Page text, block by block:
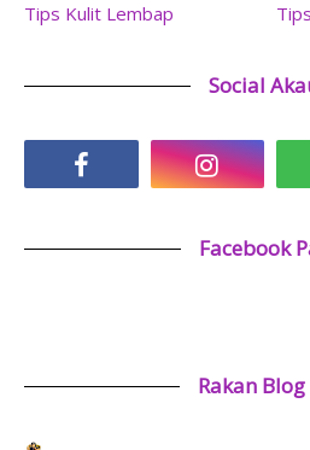
Tips Kulit Lembap
Social
Facebook
Rakan